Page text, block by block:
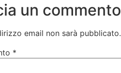
un commento
email non sarà pubblicato.
*